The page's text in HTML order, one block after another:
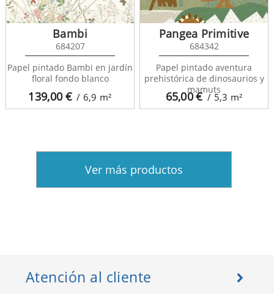
139,00€ / 6,9 m²
Bambi
684207
Papel pintado Bambi en jardín
floral fondo blanco
65,00€ / 5,3 m²
Pangea Primitive
684342
Papel pintado aventura
prehistórica de dinosaurios y
mamuts
Ver más productos
Atención al cliente